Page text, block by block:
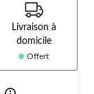
Livraison à
domicile
Offert